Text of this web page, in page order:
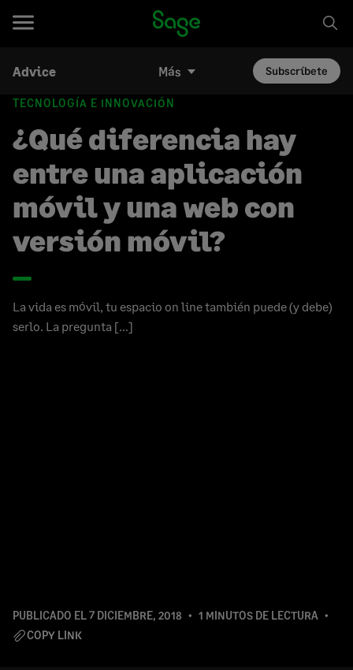
Advice Más Subscríbete
TECNOLOGÍA E INNOVACIÓN
¿Qué diferencia hay
entre una aplicación
móvil y una web con
versión móvil?
La vida es móvil, tu espacio on line también puede (y debe)
serlo. La pregunta […]
PUBLICADO EL7 DICIEMBRE, 2018
1 MINUTOS DE LECTURA
COPY LINK